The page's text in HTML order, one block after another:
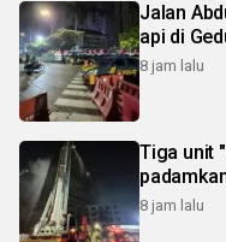
Jalan
api di
8 jam lalu
Tiga unit
8 jam lalu